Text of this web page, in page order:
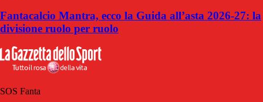
Fantacalcio Mantra, ecco la Guida all’asta 2026-27: la
divisione ruolo per ruolo
SOS Fanta